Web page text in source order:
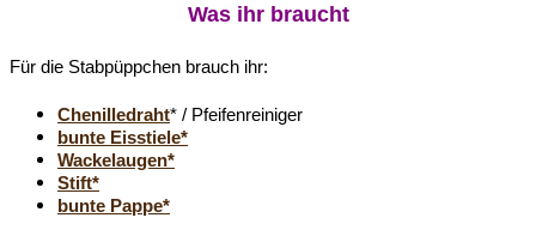
Was ihr braucht
Für die Stabpüppchen brauch ihr:
Chenilledraht* / Pfeifenreiniger
bunte Eisstiele*
Wackelaugen*
Stift*
bunte Pappe*